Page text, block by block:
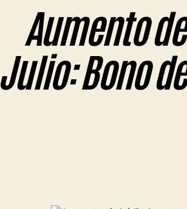
Aumento
Julio: Bono